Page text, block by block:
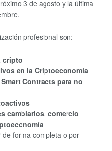
3 de agosto y la última
profesional son:
cripto
en la Criptoeconomía
Contracts para no
cambiarios, comercio
forma completa o por